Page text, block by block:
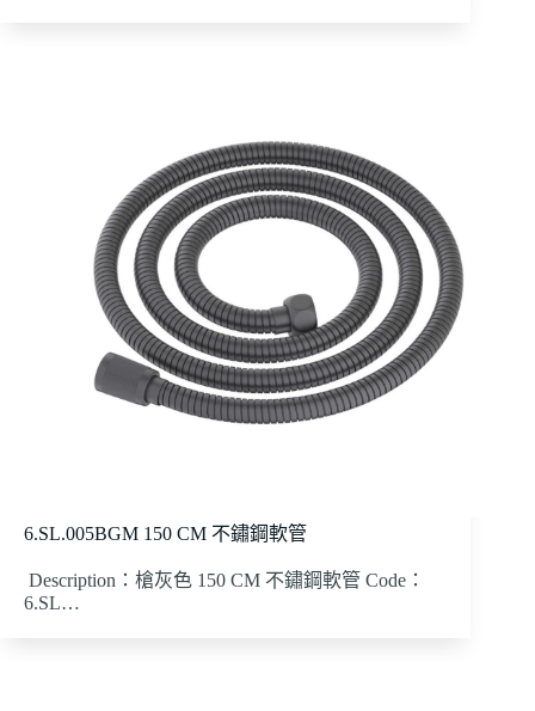
6.SL.005BGM 150 CM 不鏽鋼軟管
Description：槍灰色 150 CM 不鏽鋼軟管 Code：
6.SL…